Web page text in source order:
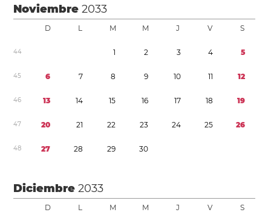
Noviembre2033
D L M M J V S
44 1 2 3 4 5
45 6 7 8 9 10 11 12
46 13 14 15 16 17 18 19
47 20 21 22 23 24 25 26
48 27 28 29 30
Diciembre2033
D L M M J V S